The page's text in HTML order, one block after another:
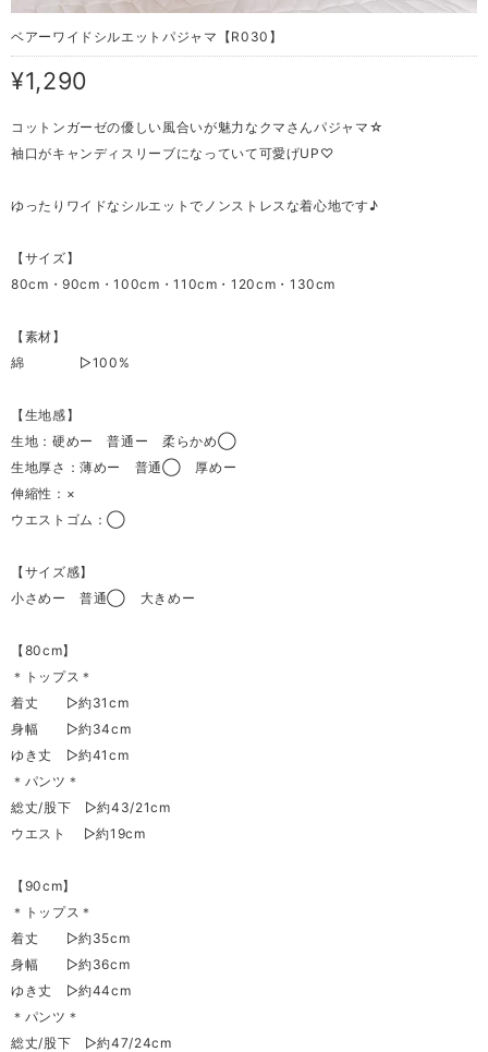
ベアーワイドシルエットパジャマ【R030】
¥1,290
コットンガーゼの優しい風合いが魅力なクマさんパジャマ☆
袖口がキャンディスリーブになっていて可愛げUP♡
ゆったりワイドなシルエットでノンストレスな着心地です♪
【サイズ】
80cm・90cm・100cm・110cm・120cm・130cm
【素材】
綿 ▷100%
【生地感】
生地：硬めー 普通ー 柔らかめ◯
生地厚さ：薄めー 普通◯ 厚めー
伸縮性：×
ウエストゴム：◯
【サイズ感】
小さめー 普通◯ 大きめー
【80cm】
＊トップス＊
着丈 ▷約31cm
身幅 ▷約34cm
ゆき丈 ▷約41cm
＊パンツ＊
総丈/股下 ▷約43/21cm
ウエスト ▷約19cm
【90cm】
＊トップス＊
着丈 ▷約35cm
身幅 ▷約36cm
ゆき丈 ▷約44cm
＊パンツ＊
総丈/股下 ▷約47/24cm